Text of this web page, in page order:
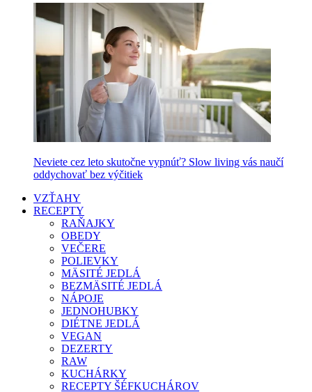
Neviete cez leto skutočne vypnúť? Slow living vás naučí
oddychovať bez výčitiek
VZŤAHY
RECEPTY
RAŇAJKY
OBEDY
VEČERE
POLIEVKY
MÄSITÉ JEDLÁ
BEZMÄSITÉ JEDLÁ
NÁPOJE
JEDNOHUBKY
DIÉTNE JEDLÁ
VEGAN
DEZERTY
RAW
KUCHÁRKY
RECEPTY ŠÉFKUCHÁROV